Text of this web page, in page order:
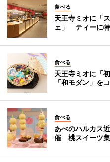
食べる
天王寺ミオに「
ェ」 ティーに
食べる
天王寺ミオに「
「和モダン」を
食べる
あべのハルカス
催 桃スイーツ